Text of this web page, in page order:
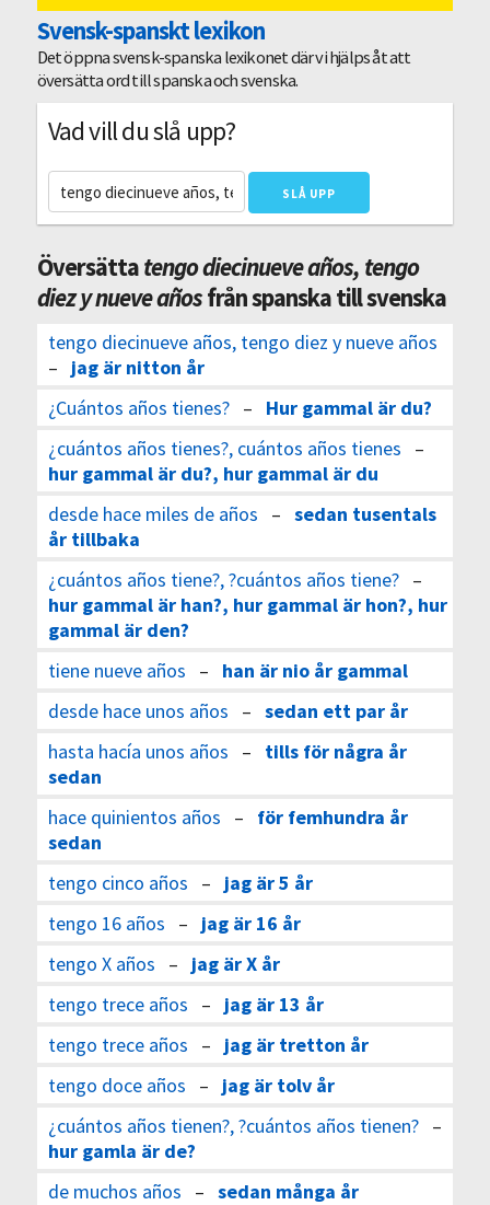
Svensk-spanskt lexikon
Det öppna svensk-spanska lexikonet där vi hjälps åt att
översätta ord till spanska och svenska.
Vad vill du slå upp?
Översättatengo diecinueve años, tengo
diez y nueve añosfrån spanska till svenska
tengo diecinueve años, tengo diez y nueve años
– jag är nitton år
¿Cuántos años tienes?– Hur gammal är du?
¿cuántos años tienes?, cuántos años tienes –
hur gammal är du?, hur gammal är du
desde hace miles de años – sedan tusentals
år tillbaka
¿cuántos años tiene?, ?cuántos años tiene?–
hur gammal är han?, hur gammal är hon?, hur
gammal är den?
tiene nueve años – han är nio år gammal
desde hace unos años – sedan ett par år
hasta hacía unos años – tills för några år
sedan
hace quinientos años – för femhundra år
sedan
tengo cinco años – jag är 5 år
tengo 16 años – jag är 16 år
tengo X años – jag är X år
tengo trece años – jag är 13 år
tengo trece años – jag är tretton år
tengo doce años – jag är tolv år
¿cuántos años tienen?, ?cuántos años tienen?–
hur gamla är de?
de muchos años – sedan många år